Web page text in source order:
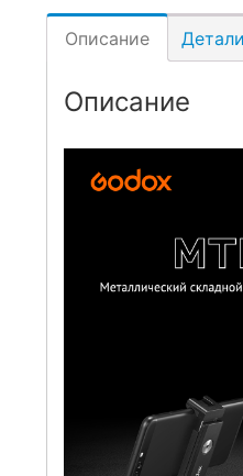
Описание Детали
Описание